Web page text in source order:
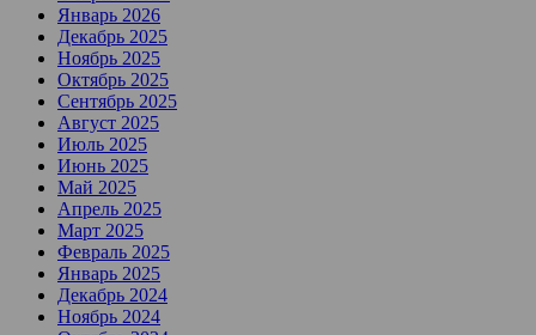
Январь 2026
Декабрь 2025
Ноябрь 2025
Октябрь 2025
Сентябрь 2025
Август 2025
Июль 2025
Июнь 2025
Май 2025
Апрель 2025
Март 2025
Февраль 2025
Январь 2025
Декабрь 2024
Ноябрь 2024